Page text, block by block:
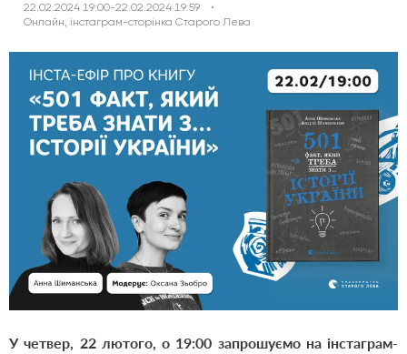
22.02.2024 19:00-22.02.2024 19:59
•
Онлайн, інстаграм-сторінка Старого Лева
У четвер, 22 лютого, о 19:00 запрошуємо на інстаграм-